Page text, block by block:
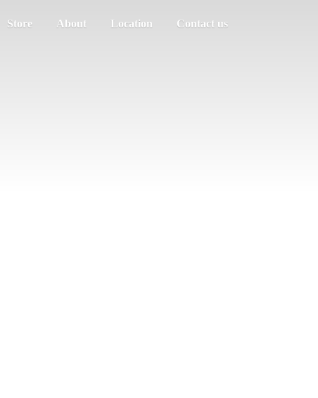
Store About Location Contact us